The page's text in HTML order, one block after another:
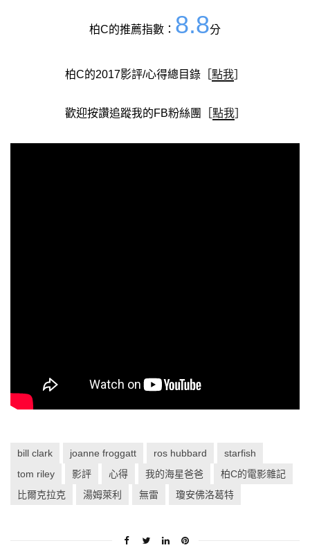
柏C的推薦指數： 8.8分
柏C的2017影評/心得總目錄［ 點我
歡迎按讚追蹤我的FB粉絲團［ 點我］
bill clark joanne froggatt ros hubbard
starfish
tom riley
影評 心得 我的海星爸爸
柏C的電影雜記
比爾克拉克
湯姆萊利 無雷 瓊安佛洛葛特